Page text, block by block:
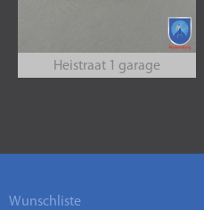
Heistraat 1 garage
Wunschliste